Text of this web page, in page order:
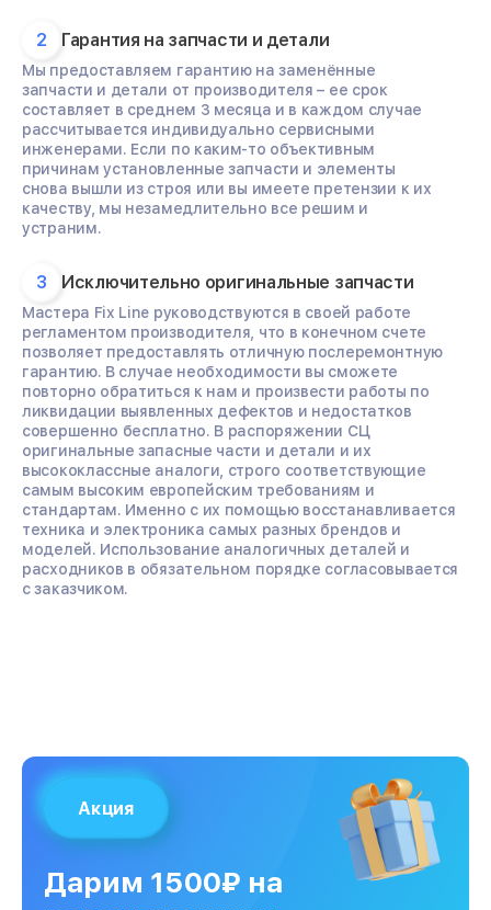
2 Гарантия на запчасти и детали
Мы предоставляем гарантию на заменённые
запчасти и детали от производителя – ее срок
составляет в среднем 3 месяца и в каждом случае
рассчитывается индивидуально сервисными
инженерами. Если по каким-то объективным
причинам установленные запчасти и элементы
снова вышли из строя или вы имеете претензии к их
качеству, мы незамедлительно все решим и
устраним.
3 Исключительно оригинальные запчасти
Мастера Fix Line руководствуются в своей работе
регламентом производителя, что в конечном счете
позволяет предоставлять отличную послеремонтную
гарантию. В случае необходимости вы сможете
повторно обратиться к нам и произвести работы по
ликвидации выявленных дефектов и недостатков
совершенно бесплатно. В распоряжении СЦ
оригинальные запасные части и детали и их
высококлассные аналоги, строго соответствующие
самым высоким европейским требованиям и
стандартам. Именно с их помощью восстанавливается
техника и электроника самых разных брендов и
моделей. Использование аналогичных деталей и
расходников в обязательном порядке согласовывается
с заказчиком.
Акция
Дарим 1500₽ на